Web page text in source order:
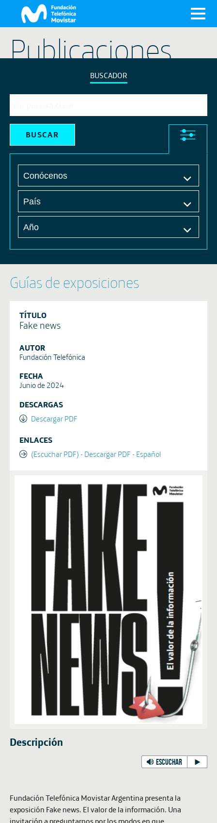
Publicaciones
BUSCADOR
Guías de exposiciones
TÍTULO
Fake news
AUTOR
Fundación Telefónica
FECHA
Junio de 2024
DESCARGAS
Descargar PDF
ENLACES
(Escuchar PDF) - Descargar PDF - Español
Descripción
ESCUCHAR
Fundación Telefónica Movistar Argentina presenta la
exposición Fake news. El valor de la información. Una